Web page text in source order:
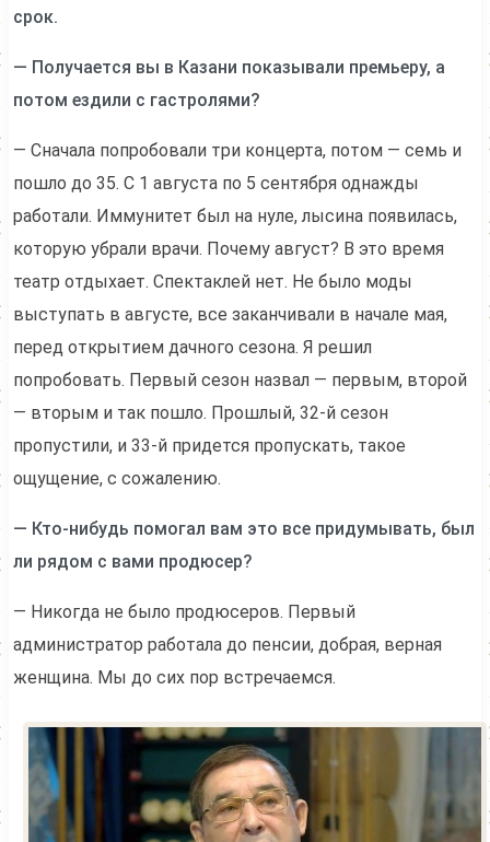
срок.
— Получается вы в Казани показывали премьеру, а
потом ездили с гастролями?
— Сначала попробовали три концерта, потом — семь и
пошло до 35. С 1 августа по 5 сентября однажды
работали. Иммунитет был на нуле, лысина появилась,
которую убрали врачи. Почему август? В это время
театр отдыхает. Спектаклей нет. Не было моды
выступать в августе, все заканчивали в начале мая,
перед открытием дачного сезона. Я решил
попробовать. Первый сезон назвал — первым, второй
— вторым и так пошло. Прошлый, 32-й сезон
пропустили, и 33-й придется пропускать, такое
ощущение, с сожалению.
— Кто-нибудь помогал вам это все придумывать, был
ли рядом с вами продюсер?
— Никогда не было продюсеров. Первый
администратор работала до пенсии, добрая, верная
женщина. Мы до сих пор встречаемся.